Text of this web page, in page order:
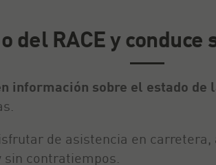
del RACE y
información sobre el estado de
de asistencia en
sin contratiempos.